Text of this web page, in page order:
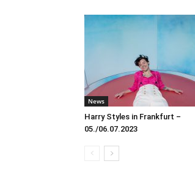
News
Harry Styles in Frankfurt –
05./06.07.2023